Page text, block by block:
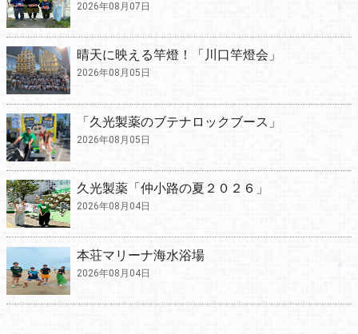
2026年08月07日
晴天に映える竿燈！「川口竿燈会」
2026年08月05日
「久光製薬のブテナロックブース」
2026年08月05日
久光製薬「仲小路の夏２０２６」
2026年08月04日
本荘マリーナ海水浴場
2026年08月04日